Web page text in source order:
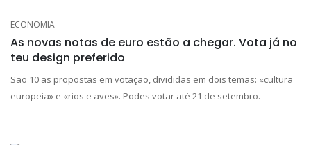
ECONOMIA
As novas notas de euro estão a chegar. Vota já no
teu design preferido
São 10 as propostas em votação, divididas em dois temas: «cultura
europeia» e «rios e aves». Podes votar até 21 de setembro.